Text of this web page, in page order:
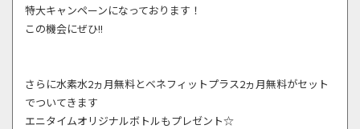
特大キャンペーンになっております！
この機会にぜひ!!
さらに水素水2ヵ月無料とベネフィットプラス2ヵ月無料がセット
でついてきます
エニタイムオリジナルボトルもプレゼント☆